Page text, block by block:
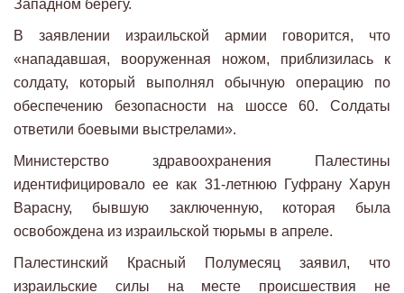
Западном берегу.
В заявлении израильской армии говорится, что
«нападавшая, вооруженная ножом, приблизилась к
солдату, который выполнял обычную операцию по
обеспечению безопасности на шоссе 60. Солдаты
ответили боевыми выстрелами».
Министерство здравоохранения Палестины
идентифицировало ее как 31-летнюю Гуфрану Харун
Варасну, бывшую заключенную, которая была
освобождена из израильской тюрьмы в апреле.
Палестинский Красный Полумесяц заявил, что
израильские силы на месте происшествия не